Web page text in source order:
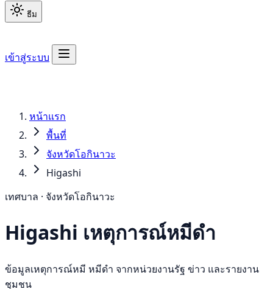
ธีม
เข้าสู่ระบบ
หน้าแรก
พื้นที่
จังหวัดโอกินาวะ
Higashi
เทศบาล · จังหวัดโอกินาวะ
Higashi เหตุการณ์หมีดำ
ข้อมูลเหตุการณ์หมี หมีดำ จากหน่วยงานรัฐ ข่าว และรายงาน
ชุมชน